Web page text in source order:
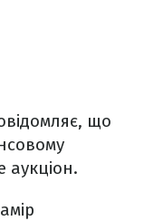
що
аукціон.